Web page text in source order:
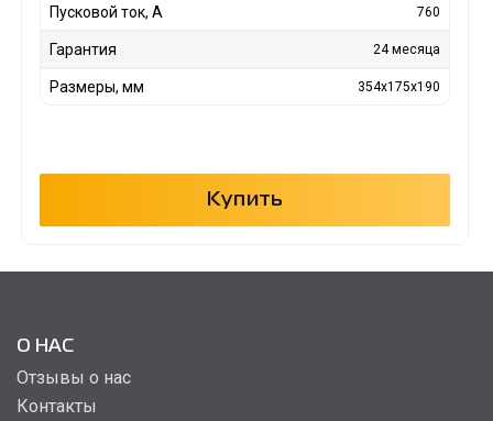
Пусковой ток, А 760
Гарантия 24 месяца
Размеры, мм 354x175x190
Купить
О НАС
Отзывы о нас
Контакты